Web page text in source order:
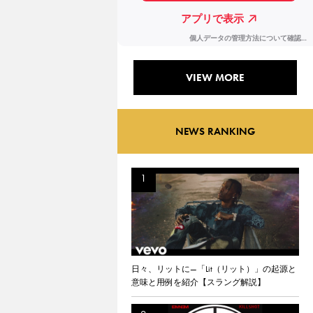
VIEW MORE
NEWS RANKING
日々、リットに—「Lit（リット）」の起源と
意味と用例を紹介【スラング解説】